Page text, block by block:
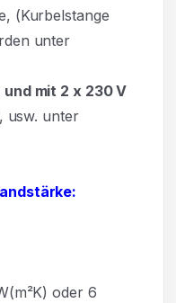
(Kurbelstange
unter
mit 2 x 230 V
usw. unter
oder 6